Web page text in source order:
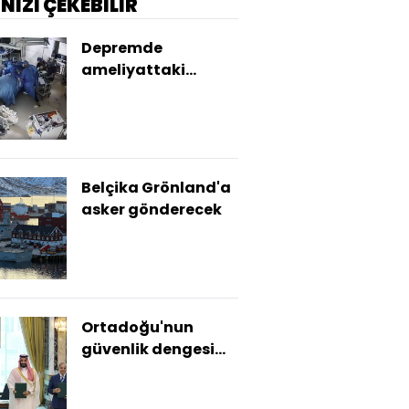
ÇEKEBİLİR
Depremde
ameliyattaki
Belçika Grönland'a
asker gönderecek
Ortadoğu'nun
güvenlik dengesi